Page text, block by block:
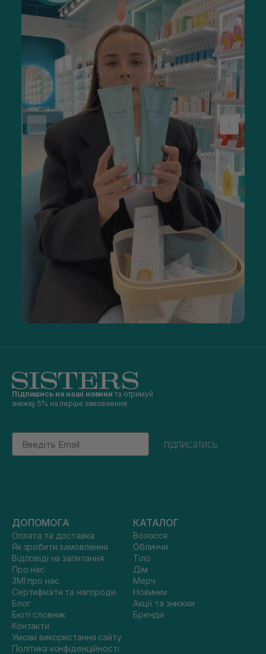
Підпишись на наші новини та отримуй
знижку 5% на перше замовлення
Email
підписатись
ДОПОМОГА
Оплата та доставка
Як зробити замовлення
Відповіді на запитання
Про нас
ЗМІ про нас
Сертифікати та нагороди
Блог
Бюті словник
Контакти
Умови використання сайту
Політика конфіденційності
КАТАЛОГ
Волосся
Обличчя
Тіло
Дім
Мерч
Новинки
Акції та знижки
Бренди